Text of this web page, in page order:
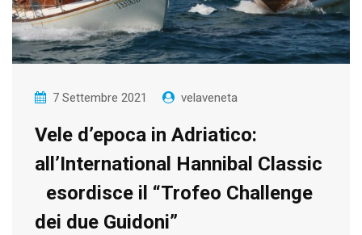
7 Settembre 2021 velaveneta
Vele d’epoca in Adriatico:
all’International Hannibal Classic
esordisce il “Trofeo Challenge
dei due Guidoni”